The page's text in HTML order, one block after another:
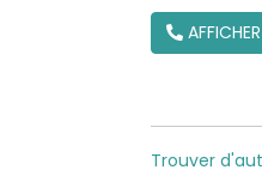
Trouver